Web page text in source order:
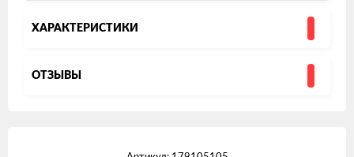
ХАРАКТЕРИСТИКИ
ОТЗЫВЫ